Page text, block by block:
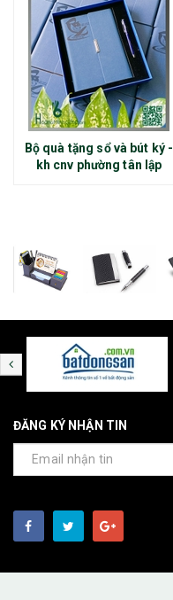
Bộ quà tặng sổ và bút ký -
kh cnv phường tân lập
ĐĂNG KÝ NHẬN TIN